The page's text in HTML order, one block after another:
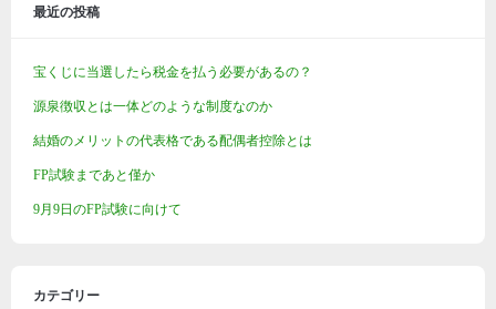
最近の投稿
宝くじに当選したら税金を払う必要があるの？
源泉徴収とは一体どのような制度なのか
結婚のメリットの代表格である配偶者控除とは
FP試験まであと僅か
9月9日のFP試験に向けて
カテゴリー